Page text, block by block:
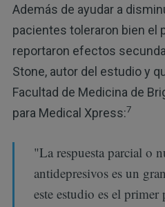
Además de ayudar a
pacientes toleraron bien el
reportaron efectos
Stone, autor del estudio y
Facultad de Medicina de
para Medical Xpress:7
"La respuesta parcial o
antidepresivos es un
este estudio es el primer